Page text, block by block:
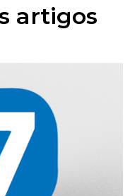
artigos